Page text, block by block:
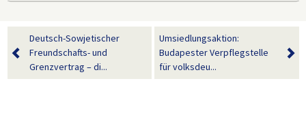
Deutsch-Sowjetischer
Freundschafts- und
Grenzvertrag – di...
Umsiedlungsaktion:
Budapester Verpflegstelle
für volksdeu...